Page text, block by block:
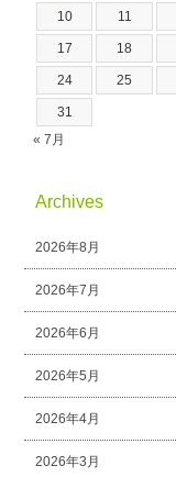
10 11
17 18
24 25
31
« 7月
Archives
2026年8月
2026年7月
2026年6月
2026年5月
2026年4月
2026年3月